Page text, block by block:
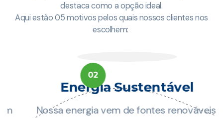
destaca como a opção ideal.
Aqui estão 05 motivos pelos quais nossos clientes nos
escolhem:
02
Energia Sustentável
Nossa energia vem de fontes renováveis,